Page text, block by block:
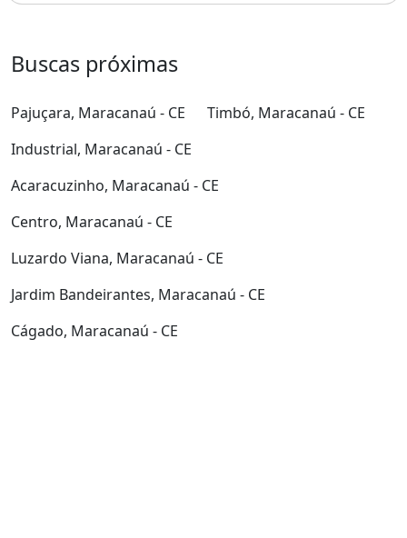
Buscas próximas
Pajuçara, Maracanaú - CE
Timbó, Maracanaú - CE
Industrial, Maracanaú - CE
Acaracuzinho, Maracanaú - CE
Centro, Maracanaú - CE
Luzardo Viana, Maracanaú - CE
Jardim Bandeirantes, Maracanaú - CE
Cágado, Maracanaú - CE